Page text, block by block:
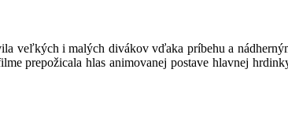
veľkých i malých divákov vďaka príbehu a
prepožicala hlas animovanej postave hlavnej